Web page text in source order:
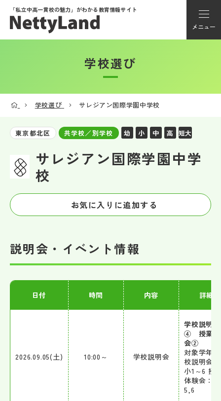
「私立中高一貫校の魅力」がわかる教育情報サイト
メニュー
アカウント登録
学校動画
私学探検隊
帰国生受験情報
よみもの
学校からのお知らせ
学校HP最新情報
学校選び
学校選び サレジアン国際学園中学校
東京都北区 共学校／別学校 幼 小 中 高 短大
サレジアン国際学園中学
校
お気に入りに追加する
説明会・イベント情報
日付 時間 内容 詳細
2026.09.05(土) 10:00～ 学校説明会
学校説明会
④ 授業体
会②
対象学年
校説明会：
小1～6 授
体験会：
5,6